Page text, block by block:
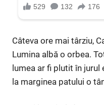
Câteva ore mai târziu,
Lumina albă o orbea.
lumea ar fi plutit în
la marginea patului o